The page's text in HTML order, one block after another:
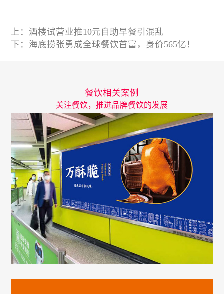
上： 酒楼试营业推10元自助早餐引混乱
下： 海底捞张勇成全球餐饮首富，身价565亿！
餐饮相关案例
关注餐饮，推进品牌餐饮的发展